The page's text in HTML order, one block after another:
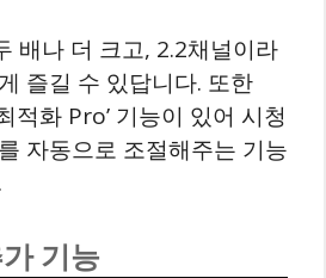
배나 더 크고, 2.2채널이라
즐길 수 있답니다. 또한
적화 Pro’ 기능이 있어 시청
자동으로 조절해주는 기능
기능